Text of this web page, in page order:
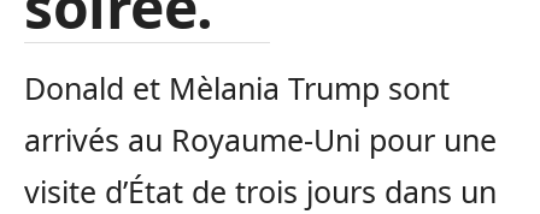
Donald et Mèlania Trump sont
arrivés au Royaume-Uni pour une
visite d’État de trois jours dans un